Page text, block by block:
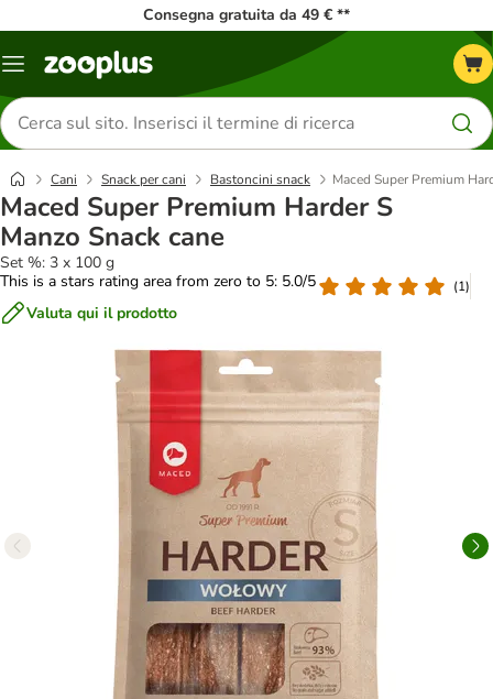
Consegna gratuita da 49 € **
Overview
Cerca
prodotti
Cani Snack per cani Bastoncini snack Maced Super Premium
Maced Super Premium Harder S
Manzo Snack cane
Set %: 3 x 100 g
This is a stars rating area from zero to 5: 5.0/5
(1)
Valuta qui il prodotto